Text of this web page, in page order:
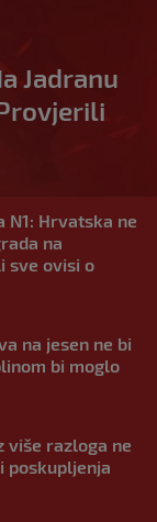
Jadranu
N1: Hrvatska ne
na
sve ovisi o
na jesen ne bi
bi moglo
više razloga ne
poskupljenja